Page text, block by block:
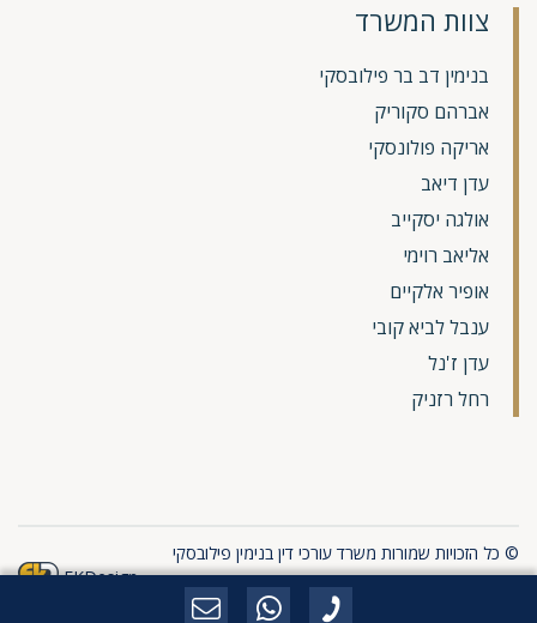
צוות המשרד
בנימין דב בר פילובסקי
אברהם סקוריק
אריקה פולונסקי
עדן דיאב
אולגה יסקייב
אליאב רוימי
אופיר אלקיים
ענבל לביא קובי
עדן ז'נל
רחל רזניק
© כל הזכויות שמורות משרד עורכי דין בנימין פילובסקי
EKDesign